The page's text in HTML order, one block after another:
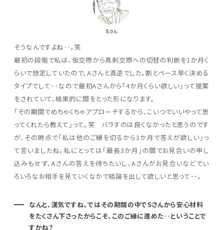
Sさん
そうなんですよね‥。笑
最初の段階で私は、仮交際から真剣交際への切替の判断を1か月く
らいで想定していたので、Aさんと真逆でした。割とペース早く決める
タイプでして･･なので最初Aさんから「4か月くらい欲しい」って提案
をされていて、結果的に間をとった形になります。
「その期間でめちゃくちゃアプローチするから、こいつでいいやって思
ってくれたら教えて」って。笑 バラすのは良くなかったと思うのです
が、その時点で「私は他のご縁を切るから3か月で答えが欲しい」っ
て言いましたね。私にとっては「最長3か月」の間でお見合いの申し
込みもせず、Aさんの答えを待ちたいし、Aさんがお見合いなどでい
ろいろなお相手を見ていくなかで結論を出して欲しいと思って･･。
なんと、漢気ですね。ではその期間の中でSさんから安心材料
をたくさん下さったからこそ、このご縁に進めた‥ということで
すかね？